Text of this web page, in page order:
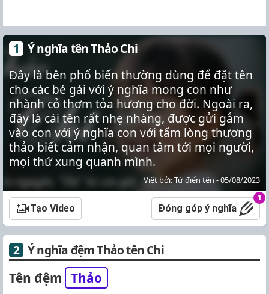
Ý nghĩa tên Thảo Chi
Đây là bên phổ biến thường dùng để đặt tên
cho các bé gái với ý nghĩa mong con như
nhành cỏ thơm tỏa hương cho đời. Ngoài ra,
đây là cái tên rất nhẹ nhàng, được gửi gắm
vào con với ý nghĩa con với tấm lòng thương
thảo biết cảm nhận, quan tâm tới mọi người,
mọi thứ xung quanh mình.
Viết bởi: Từ điển tên - 05/08/2023
Tạo Video Đóng góp ý nghĩa
1
Ý nghĩa đệm Thảo tên Chi
Tên đệm Thảo